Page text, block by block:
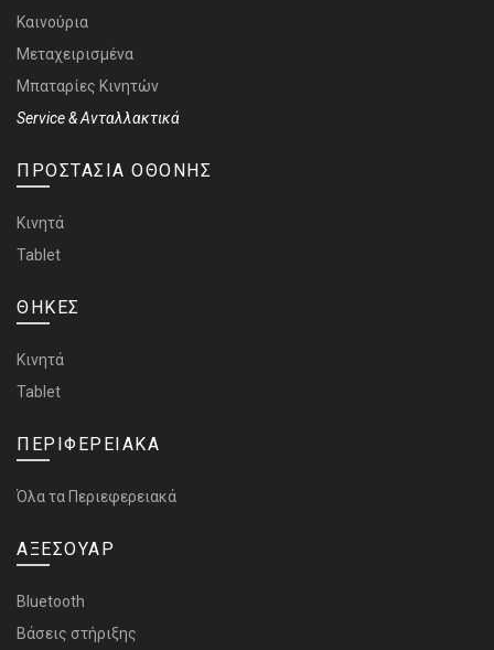
Καινούρια
Μεταχειρισμένα
Μπαταρίες Κινητών
Service & Ανταλλακτικά
ΠΡΟΣΤΑΣΙΑ ΟΘΟΝΗΣ
Κινητά
Tablet
ΘΗΚΕΣ
Κινητά
Tablet
ΠΕΡΙΦΕΡΕΙΑΚΑ
Όλα τα Περιεφερειακά
ΑΞΕΣΟΥΑΡ
Bluetooth
Bάσεις στήριξης